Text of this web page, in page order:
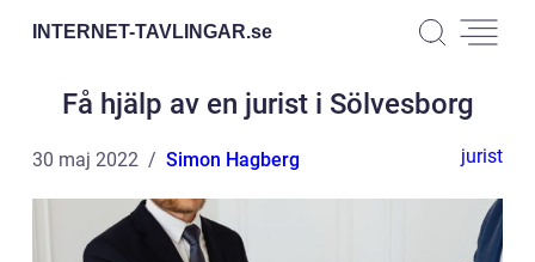
INTERNET-TAVLINGAR.se
Få hjälp av en jurist i Sölvesborg
30 maj 2022 Simon Hagberg jurist